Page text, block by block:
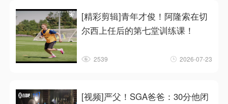
[精彩剪辑]青年才俊！阿隆索在切
尔西上任后的第七堂训练课！
2539 2026-07-23
[视频]严父！SGA爸爸：30分他闭